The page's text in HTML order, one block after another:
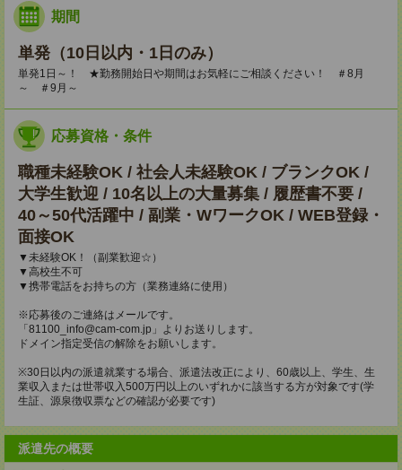
期間
単発（10日以内・1日のみ）
単発1日～！ ★勤務開始日や期間はお気軽にご相談ください！ ＃8月
～ ＃9月～
応募資格・条件
職種未経験OK / 社会人未経験OK / ブランクOK /
大学生歓迎 / 10名以上の大量募集 / 履歴書不要 /
40～50代活躍中 / 副業・WワークOK / WEB登録・
面接OK
▼未経験OK！（副業歓迎☆）
▼高校生不可
▼携帯電話をお持ちの方（業務連絡に使用）
※応募後のご連絡はメールです。
「81100_info@cam-com.jp」よりお送りします。
ドメイン指定受信の解除をお願いします。
※30日以内の派遣就業する場合、派遣法改正により、60歳以上、学生、生
業収入または世帯収入500万円以上のいずれかに該当する方が対象です(学
生証、源泉徴収票などの確認が必要です)
派遣先の概要